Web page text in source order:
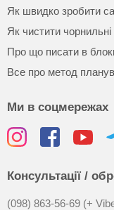
Як швидко зробити
Як чистити
Про що писати в
Все про метод
Ми в соцмережах
Консультації /
(098) 863-56-69 (+